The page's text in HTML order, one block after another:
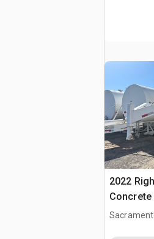
2022
Concrete